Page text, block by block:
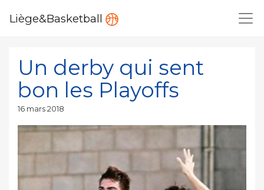
Liège&Basketball
Un derby qui sent
bon les Playoffs
Publié
16 mars 2018